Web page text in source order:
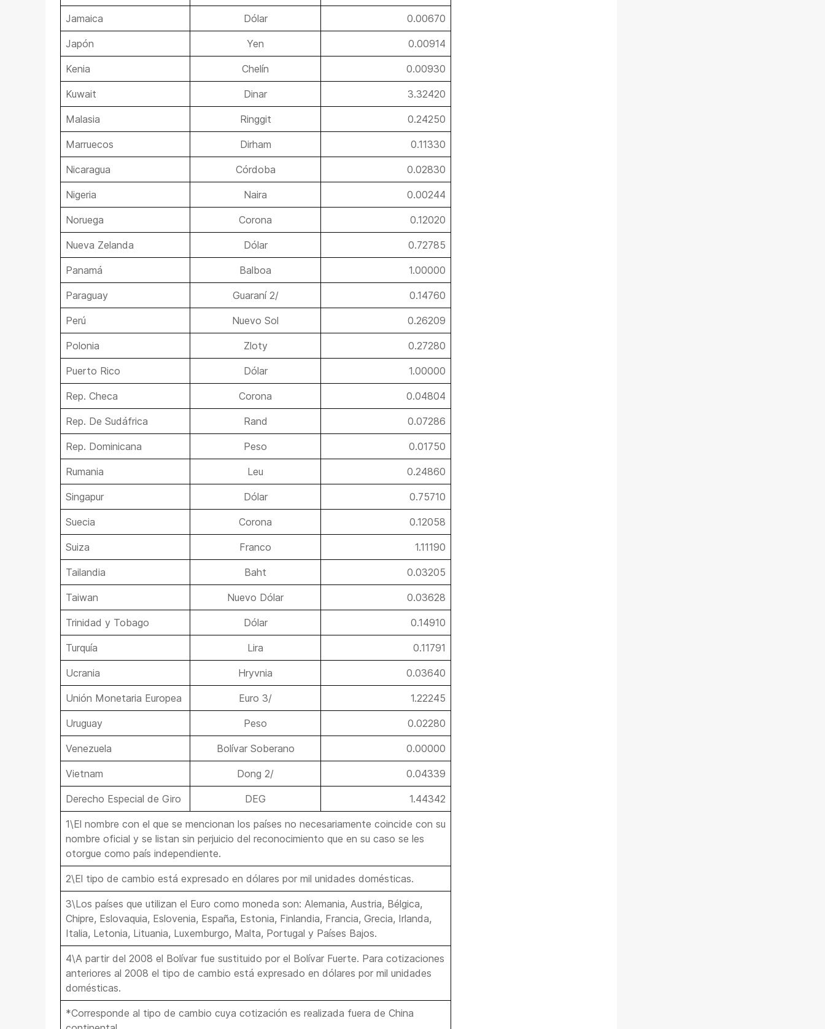
Jamaica Dólar 0.00670
Japón Yen 0.00914
Kenia Chelín 0.00930
Kuwait Dinar 3.32420
Malasia Ringgit 0.24250
Marruecos Dirham 0.11330
Nicaragua Córdoba 0.02830
Nigeria Naira 0.00244
Noruega Corona 0.12020
Nueva Zelanda Dólar 0.72785
Panamá Balboa 1.00000
Paraguay Guaraní 2/ 0.14760
Perú Nuevo Sol 0.26209
Polonia Zloty 0.27280
Puerto Rico Dólar 1.00000
Rep. Checa Corona 0.04804
Rep. De Sudáfrica Rand 0.07286
Rep. Dominicana Peso 0.01750
Rumania Leu 0.24860
Singapur Dólar 0.75710
Suecia Corona 0.12058
Suiza Franco 1.11190
Tailandia Baht 0.03205
Taiwan Nuevo Dólar 0.03628
Trinidad y Tobago Dólar 0.14910
Turquía Lira 0.11791
Ucrania Hryvnia 0.03640
Unión Monetaria Europea Euro 3/ 1.22245
Uruguay Peso 0.02280
Venezuela Bolívar Soberano 0.00000
Vietnam Dong 2/ 0.04339
Derecho Especial de Giro DEG 1.44342
1\El nombre con el que se mencionan los países no necesariamente coincide con su
nombre oficial y se listan sin perjuicio del reconocimiento que en su caso se les
otorgue como país independiente.
2\El tipo de cambio está expresado en dólares por mil unidades domésticas.
3\Los países que utilizan el Euro como moneda son: Alemania, Austria, Bélgica,
Chipre, Eslovaquia, Eslovenia, España, Estonia, Finlandia, Francia, Grecia, Irlanda,
Italia, Letonia, Lituania, Luxemburgo, Malta, Portugal y Países Bajos.
4\A partir del 2008 el Bolívar fue sustituido por el Bolívar Fuerte. Para cotizaciones
anteriores al 2008 el tipo de cambio está expresado en dólares por mil unidades
domésticas.
*Corresponde al tipo de cambio cuya cotización es realizada fuera de China